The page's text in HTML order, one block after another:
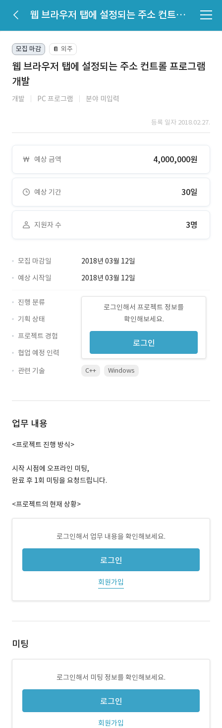
웹 브라우저 탭에 설정되는 주소 컨트롤 프로그램 개발
모집 마감 📔 외주
웹 브라우저 탭에 설정되는 주소 컨트롤 프로그램
개발
개발 PC 프로그램 분야 미입력
등록 일자 2018.02.27.
예상 금액 4,000,000원
예상 기간 30일
지원자 수 3명
모집 마감일
2018년 03월 12일
예상 시작일
2018년 03월 12일
로그인해서 프로젝트 정보를
확인해보세요.
로그인
진행 분류
기획 상태
프로젝트 경험
협업 예정 인력
관련 기술
C++ Windows
업무 내용
<프로젝트 진행 방식>
시작 시점에 오프라인 미팅,
완료 후 1회 미팅을 요청드립니다.
<프로젝트의 현재 상황>
로그인해서 업무 내용을 확인해보세요.
로그인
회원가입
미팅
로그인해서 미팅 정보를 확인해보세요.
로그인
회원가입